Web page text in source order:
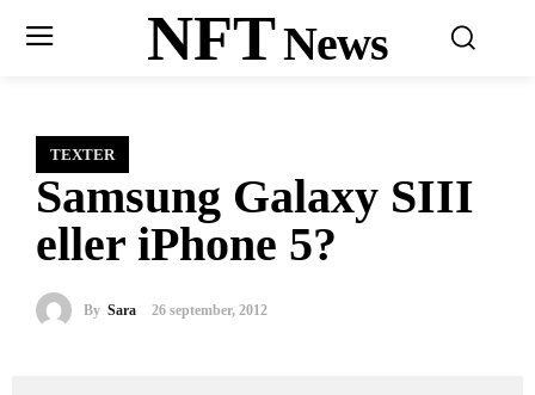
NFTNews
TEXTER
Samsung Galaxy SIII
eller iPhone 5?
By Sara 26 september, 2012